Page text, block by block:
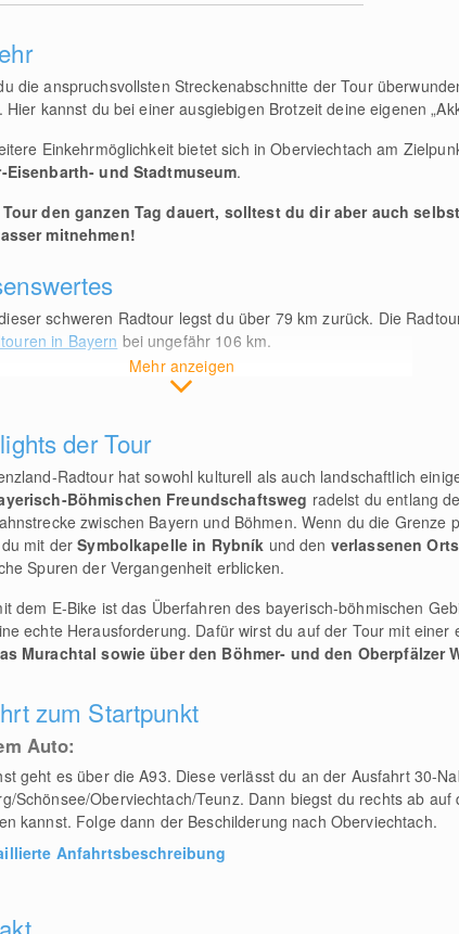
die anspruchsvollsten Streckenabschnitte der Tour
Hier kannst du bei einer ausgiebigen Brotzeit deine eigenen
Einkehrmöglichkeit bietet sich in Oberviechtach am
Eisenbarth- und Stadtmuseum.
Tour den ganzen Tag dauert, solltest du dir aber auch
mitnehmen!
Mehr anzeigen
schweren Radtour legst du über 79km zurück. Die
in Bayern bei ungefähr 106 km.
der Tour
Radtour hat sowohl kulturell als auch landschaftlich
Böhmischen Freundschaftsweg radelst du entlang
zwischen Bayern und Böhmen. Wenn du die Grenze
mit derSymbolkapelle in Rybník und den verlassenen
Spuren der Vergangenheit erblicken.
dem E-Bike ist das Überfahren des bayerisch-böhmischen
echte Herausforderung. Dafür wirst du auf der Tour mit einer
Murachtal sowie über den Böhmer- und den Oberpfälzer
zum Startpunkt
Auto:
geht es über die A93. Diese verlässt du an der Ausfahrt 30-
Schönsee/Oberviechtach/Teunz. Dann biegst du rechts ab
kannst. Folge dann der Beschilderung nach Oberviechtach.
Anfahrtsbeschreibung